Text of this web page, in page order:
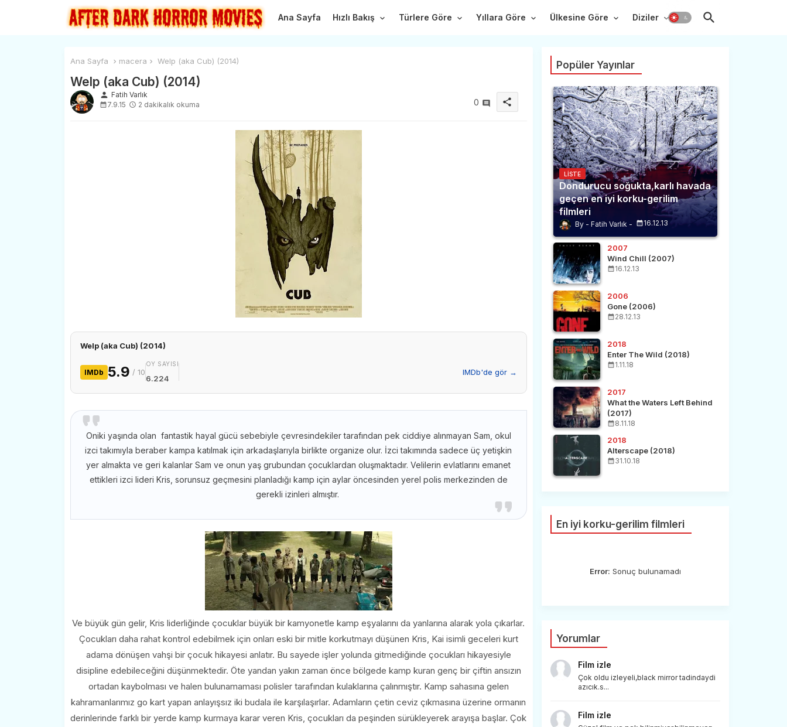
Ana Sayfa Hızlı Bakış Türlere Göre Yıllara Göre Ülkesine Göre Diziler
Ana Sayfa macera Welp (aka Cub) (2014)
Welp (aka Cub) (2014)
person Fatih Varlık
7.9.15
2 dakikalık okuma 0 share
Welp (aka Cub) (2014)
IMDb 5.9 / 10
OY SAYISI
6.224
IMDb'de gör →
Oniki yaşında olan fantastik hayal gücü sebebiyle çevresindekiler tarafından pek ciddiye alınmayan Sam, okul
izci takımıyla beraber kampa katılmak için arkadaşlarıyla birlikte organize olur. İzci takımında sadece üç yetişkin
yer almakta ve geri kalanlar Sam ve onun yaş grubundan çocuklardan oluşmaktadır. Velilerin evlatlarını emanet
ettikleri izci lideri Kris, sorunsuz geçmesini planladığı kamp için aylar öncesinden yerel polis merkezinden de
gerekli izinleri almıştır.
Ve büyük gün gelir, Kris liderliğinde çocuklar büyük bir kamyonetle kamp eşyalarını da yanlarına alarak yola çıkarlar.
Çocukları daha rahat kontrol edebilmek için onları eski bir mitle korkutmayı düşünen Kris, Kai isimli geceleri kurt
adama dönüşen vahşi bir çocuk hikayesi anlatır. Bu sayede işler yolunda gitmediğinde çocukları hikayesiyle
disipline edebileceğini düşünmektedir. Öte yandan yakın zaman önce bölgede kamp kuran genç bir çiftin ansızın
ortadan kaybolması ve halen bulunamaması polisler tarafından kulaklarına çalınmıştır. Kamp sahasına gelen
kahramanlarımız go kart yapan anlayışsız iki budala ile karşılaşırlar. Adamların çetin ceviz çıkmasına üzerine ormanın
derinlerinde farklı bir yerde kamp kurmaya karar veren Kris, çocukları da peşinden sürükleyerek arayışa başlar. Çok
Popüler Yayınlar
LISTE
Dondurucu soğukta,karlı havada
geçen en iyi korku-gerilim
filmleri
Fatih Varlık 16.12.13
2007
Wind Chill (2007)
16.12.13
2006
Gone (2006)
28.12.13
2018
Enter The Wild (2018)
1.11.18
2017
What the Waters Left Behind
(2017)
8.11.18
2018
Alterscape (2018)
31.10.18
En iyi korku-gerilim filmleri
Error: Sonuç bulunamadı
Yorumlar
Film izle
Çok oldu izleyeli,black mirror tadindaydi
azıcık.s...
Film izle